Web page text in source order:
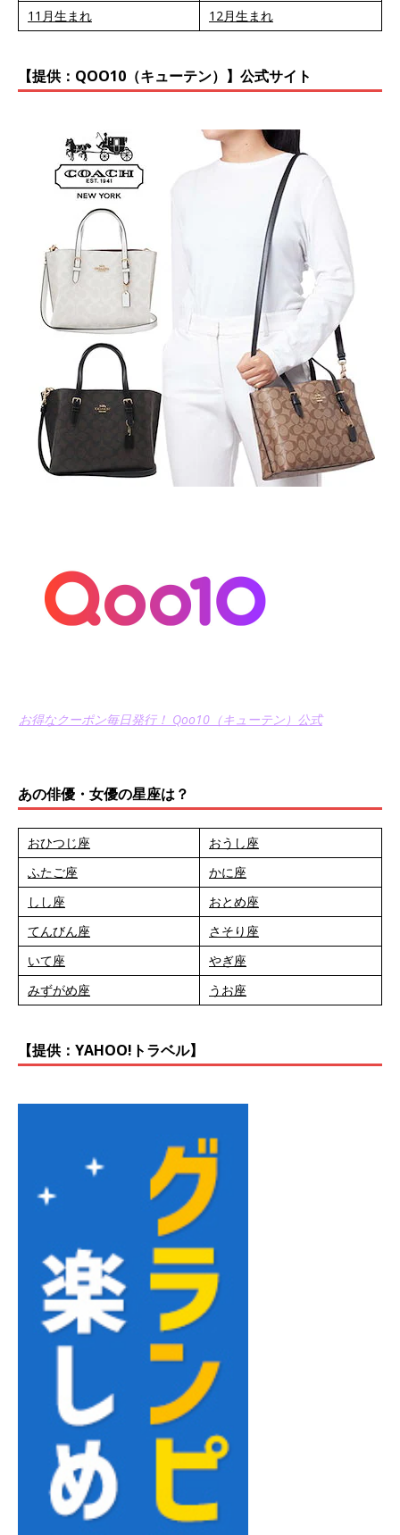
11月生まれ 12月生まれ
【提供：QOO10（キューテン）】公式サイト
お得なクーポン毎日発行！ Qoo10（キューテン）公式
あの俳優・女優の星座は？
おひつじ座
おうし座
ふたご座
かに座
しし座
おとめ座
てんびん座
さそり座
いて座
やぎ座
みずがめ座
うお座
【提供：YAHOO!トラベル】